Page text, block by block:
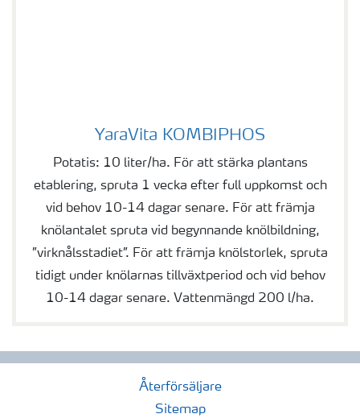
YaraVita KOMBIPHOS
YaraVita KOMBIPHOS
Potatis: 10 liter/ha. För att stärka plantans
etablering, spruta 1 vecka efter full uppkomst och
vid behov 10-14 dagar senare. För att främja
knölantalet spruta vid begynnande knölbildning,
”virknålsstadiet”. För att främja knölstorlek, spruta
tidigt under knölarnas tillväxtperiod och vid behov
10-14 dagar senare. Vattenmängd 200 l/ha.
Återförsäljare
Sitemap